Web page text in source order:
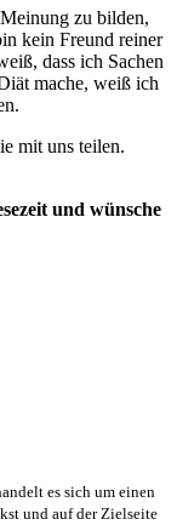
zu bilden,
kein Freund reiner
dass ich Sachen
mache, weiß ich
mit uns teilen.
und wünsche
es sich um einen
und auf der Zielseite